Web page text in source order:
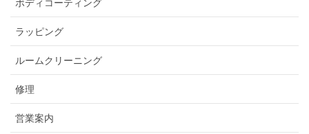
ボディコーティング
ラッピング
ルームクリーニング
修理
営業案内